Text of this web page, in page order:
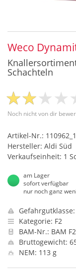
Weco
Schachteln
Noch nicht von dir
Artikel-Nr.: 110962_1
Hersteller: Aldi Süd
Verkaufseinheit: 1
am Lager
sofort verfügbar
nur noch ganz
Kategorie: F2
BAM-Nr.: BAM
Bruttogewicht:
NEM: 113 g